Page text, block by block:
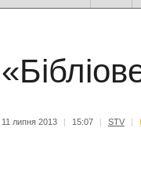
11 липня 2013 | 15:07 | STV |